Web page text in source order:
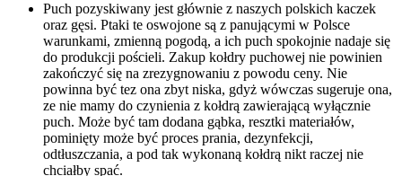
Puch pozyskiwany jest głównie z naszych polskich kaczek
oraz gęsi. Ptaki te oswojone są z panującymi w Polsce
warunkami, zmienną pogodą, a ich puch spokojnie nadaje się
do produkcji pościeli. Zakup kołdry puchowej nie powinien
zakończyć się na zrezygnowaniu z powodu ceny. Nie
powinna być tez ona zbyt niska, gdyż wówczas sugeruje ona,
ze nie mamy do czynienia z kołdrą zawierającą wyłącznie
puch. Może być tam dodana gąbka, resztki materiałów,
pominięty może być proces prania, dezynfekcji,
odtłuszczania, a pod tak wykonaną kołdrą nikt raczej nie
chciałby spać.